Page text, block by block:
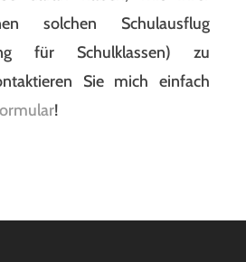
solchen Schulausflug
für Schulklassen) zu
Sie mich einfach
!